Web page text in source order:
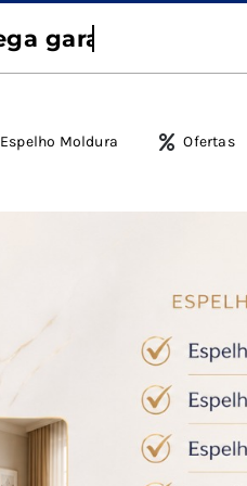
Espelho Moldura Ofertas